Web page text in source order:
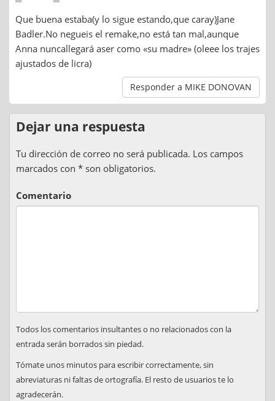
Que buena estaba(y lo sigue estando,que caray)Jane
Badler.No negueis el remake,no está tan mal,aunque
Anna nuncallegará aser como «su madre» (oleee los trajes
ajustados de licra)
Responder a MIKE DONOVAN
Dejar una respuesta
Tu dirección de correo no será publicada. Los campos
marcados con * son obligatorios.
Comentario
Todos los comentarios insultantes o no relacionados con la
entrada serán borrados sin piedad.
Tómate unos minutos para escribir correctamente, sin
abreviaturas ni faltas de ortografía. El resto de usuarios te lo
agradecerán.